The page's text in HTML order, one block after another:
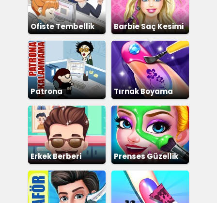
Ofiste Tembellik Barbie Saç Kesimi
Patrona
Yakalanmama
Tırnak Boyama
Erkek Berberi
Prenses Güzellik
Salonu